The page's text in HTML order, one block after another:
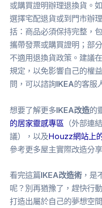
或購買證明辦理退換貨。
選擇宅配退貨或到門市辦理
括：商品必須保持完整，
攜帶發票或購買證明；部
不適用退換貨政策。建議
規定，以免影響自己的權
問，可以諮詢IKEA的客服
想要了解更多IKEA改造的
的居家靈感專區 （外部連
議），以及Houzz網站上
參考更多屋主實際改造分
看完這篇IKEA改造術，是
呢？別再猶豫了，趕快行
打造出屬於自己的夢想空